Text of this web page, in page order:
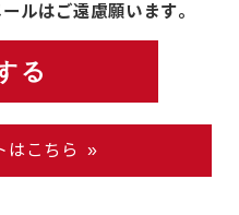
ルはご遠慮願います。
はこちら »